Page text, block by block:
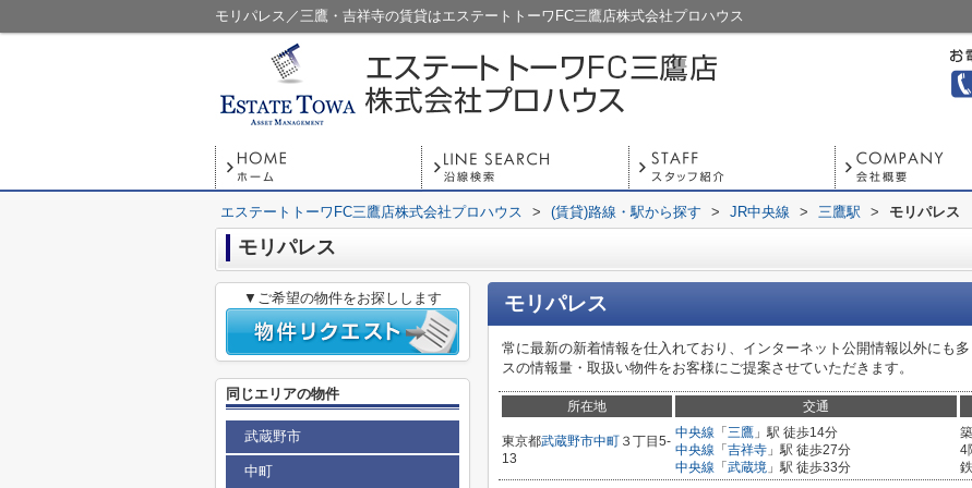
モリパレス／三鷹・吉祥寺の賃貸はエステートトーワFC三鷹店株式会社プロハウス
エステートトーワFC三鷹店株式会社プロハウス > (賃貸)路線・駅から探す > JR中央線 > 三鷹駅 > モリパレス
モリパレス
モリパレス
常に最新の新着情報を仕入れており、インターネット公開情報以外にも
スの情報量・取扱い物件をお客様にご提案させていただきます。
所在地 交通
東京都武蔵野市中町 ３丁目5-
13
中央線 「 三鷹 」駅 徒歩14分
中央線 「 吉祥寺 」駅 徒歩27分
中央線 「 武蔵境 」駅 徒歩33分
4
▼ご希望の物件をお探しします
同じエリアの物件
武蔵野市
中町